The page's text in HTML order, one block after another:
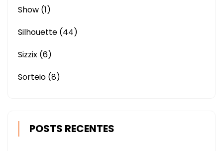
Show (1)
Silhouette (44)
Sizzix (6)
Sorteio (8)
POSTS RECENTES